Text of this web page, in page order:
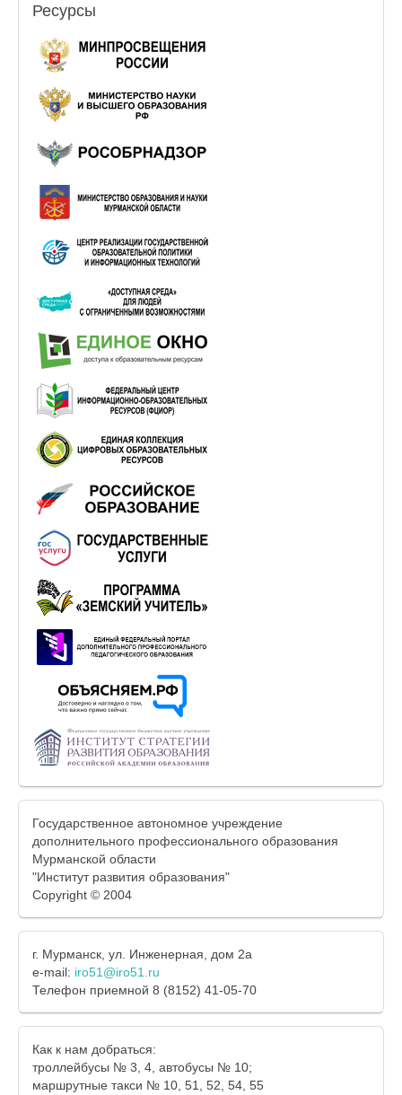
Ресурсы
Государственное автономное учреждение
дополнительного профессионального образования
Мурманской области
"Институт развития образования"
Copyright © 2004
г. Мурманск, ул. Инженерная, дом 2а
e-mail: iro51@iro51.ru
Телефон приемной 8 (8152) 41-05-70
Как к нам добраться:
троллейбусы № 3, 4, автобусы № 10;
маршрутные такси № 10, 51, 52, 54, 55